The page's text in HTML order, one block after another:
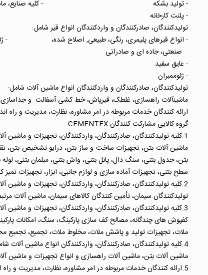
- تولید بشکه - کلیه صنایع، ماشین
- پلنت کارخانه
تولیدکنندگان، صادرکنندگان و واردکنندگان انواع قیر شامل:
- انواع قیرهای پلیمری، رنگی، طبیعی, اصلاح
صنعتی، جاده ای و صادراتی -
- عایق سفید -
- ژئوممبران
تولیدکنندگان، صادرکنندگان و واردکنندگان انواع ماشین آلات شامل:
ماشین­آلات راهسازی، غلطک، قیرپاش، خط کشی آسفالت و جداسازی،
ارائه کنندگان خدمات مربوطه در امر مشاوره، نظارت، مدیریت و راه
گروه کالایی مشارکت کنندگان CEMENTEX
1.کلیه تولیدکنندگان، صادرکنندگان، واردکنندگان، تجهیزات و ماشین آلات انواع بتن و سطوح بتنی شامل:
ماشین آلات بتن، تجهیزات ساخت و ساز بتن، درایو تشخیص بتن،
بتن، جدول بتنی، سنگ دال، پانل بتنی، واش بتنی، مبلمان بتنی،
سطح بتنی، تجهیزات آماده سازی و لوازم جانبی، ابزار، تجهیزات تمیز
2.کلیه تولیدکنندگان، صادرکنندگان، واردکنندگان، تجهیزات و ماشین آلات انواع سیمان شامل:
تولیدکنندگان سیمان، تأمین کنندگان کالاهای سیمان، ماشین
3.کلیه تولیدکنندگان، صادرکنندگان، واردکنندگان، تجهیزات و ماشین آلات انواع کف سازی غیربتنی، ملات و منطقه بنایی مرتبط شامل:
کفپوش های چندگانه، مصالح کف سازی پارکینگ، سنگ، امکانات
ملات، تجهیزات تولید و پاشش ملات، مخلوط ملات، تجمیع، تجمیع
4.کلیه تولیدکنندگان، صادرکنندگان، واردکنندگان انواع ماشین آلات شامل:
ماشین آلات بتن، ماشین آلات راهسازی و انواع تجهیزات و ماشین
5.ارائه کنندگان خدمات مربوطه در امر مشاوره، نظارت، مدیریت و راه اندازی صنایع مرتبط